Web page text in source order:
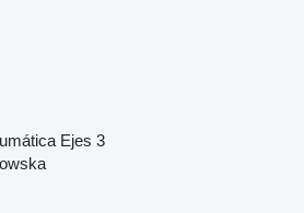
Ejes 3